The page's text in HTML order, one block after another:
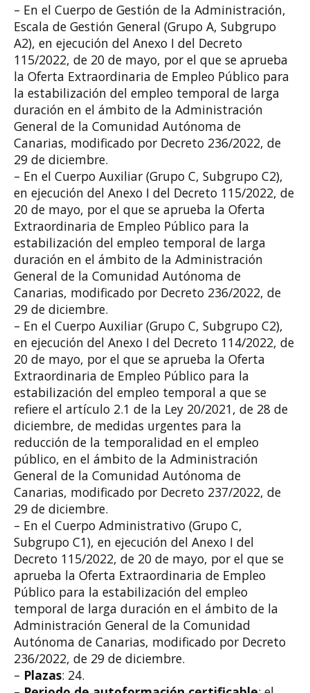
– En el Cuerpo de Gestión de la Administración,
Escala de Gestión General (Grupo A, Subgrupo
A2), en ejecución del Anexo I del Decreto
115/2022, de 20 de mayo, por el que se aprueba
la Oferta Extraordinaria de Empleo Público para
la estabilización del empleo temporal de larga
duración en el ámbito de la Administración
General de la Comunidad Autónoma de
Canarias, modificado por Decreto 236/2022, de
29 de diciembre.
– En el Cuerpo Auxiliar (Grupo C, Subgrupo C2),
en ejecución del Anexo I del Decreto 115/2022, de
20 de mayo, por el que se aprueba la Oferta
Extraordinaria de Empleo Público para la
estabilización del empleo temporal de larga
duración en el ámbito de la Administración
General de la Comunidad Autónoma de
Canarias, modificado por Decreto 236/2022, de
29 de diciembre.
– En el Cuerpo Auxiliar (Grupo C, Subgrupo C2),
en ejecución del Anexo I del Decreto 114/2022, de
20 de mayo, por el que se aprueba la Oferta
Extraordinaria de Empleo Público para la
estabilización del empleo temporal a que se
refiere el artículo 2.1 de la Ley 20/2021, de 28 de
diciembre, de medidas urgentes para la
reducción de la temporalidad en el empleo
público, en el ámbito de la Administración
General de la Comunidad Autónoma de
Canarias, modificado por Decreto 237/2022, de
29 de diciembre.
– En el Cuerpo Administrativo (Grupo C,
Subgrupo C1), en ejecución del Anexo I del
Decreto 115/2022, de 20 de mayo, por el que se
aprueba la Oferta Extraordinaria de Empleo
Público para la estabilización del empleo
temporal de larga duración en el ámbito de la
Administración General de la Comunidad
Autónoma de Canarias, modificado por Decreto
236/2022, de 29 de diciembre.
– Plazas: 24.